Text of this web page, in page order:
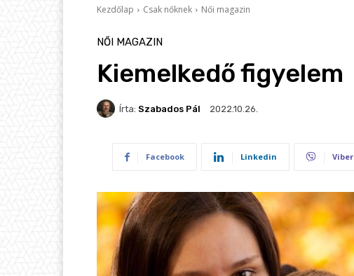
Kezdőlap Csak nőknek Női magazin
NŐI MAGAZIN
Kiemelkedő figyelem
Írta: Szabados Pál 2022.10.26.
Facebook Linkedin Viber